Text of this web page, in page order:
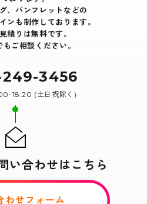
、パンフレットなどの
ンも制作しております。
積りは無料です。
ご相談ください。
3456
18:20 (土日祝除く)
い合わせはこちら
わせフォーム